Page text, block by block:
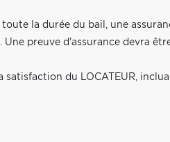
la durée du bail, une
preuve d'assurance devra
du LOCATEUR,